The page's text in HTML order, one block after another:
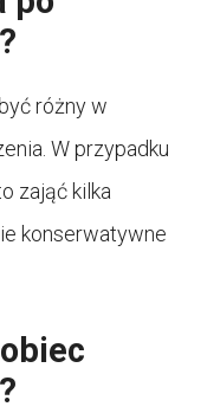
różny w
W przypadku
zająć kilka
konserwatywne